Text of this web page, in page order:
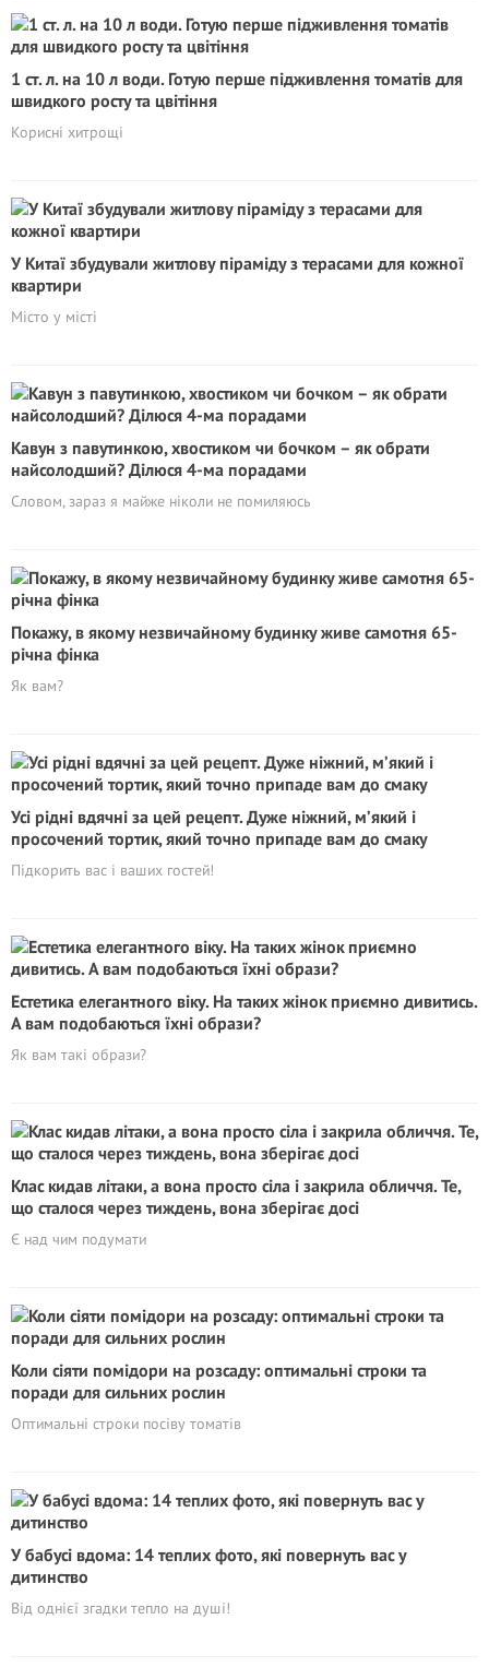
1 ст. л. на 10 л води. Готую перше підживлення томатів для
швидкого росту та цвітіння
Корисні хитрощі
У Китаї збудували житлову піраміду з терасами для кожної
квартири
Місто у місті
Кавун з павутинкою, хвостиком чи бочком – як обрати
найсолодший? Ділюся 4-ма порадами
Словом, зараз я майже ніколи не помиляюсь
Покажу, в якому незвичайному будинку живе самотня 65-
річна фінка
Як вам?
Усі рідні вдячні за цей рецепт. Дуже ніжний, м’який і
просочений тортик, який точно припаде вам до смаку
Підкорить вас і ваших гостей!
Естетика елегантного віку. На таких жінок приємно дивитись.
А вам подобаються їхні образи?
Як вам такі образи?
Клас кидав літаки, а вона просто сіла і закрила обличчя. Те,
що сталося через тиждень, вона зберігає досі
Є над чим подумати
Коли сіяти помідори на розсаду: оптимальні строки та
поради для сильних рослин
Оптимальні строки посіву томатів
У бабусі вдома: 14 теплих фото, які повернуть вас у
дитинство
Від однієї згадки тепло на душі!